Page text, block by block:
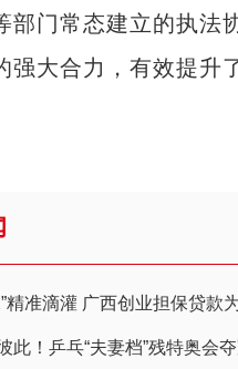
部门常态建立的执法
强大合力，有效提升
精准滴灌 广西创业担保贷款
此！乒乓“夫妻档”残特奥会